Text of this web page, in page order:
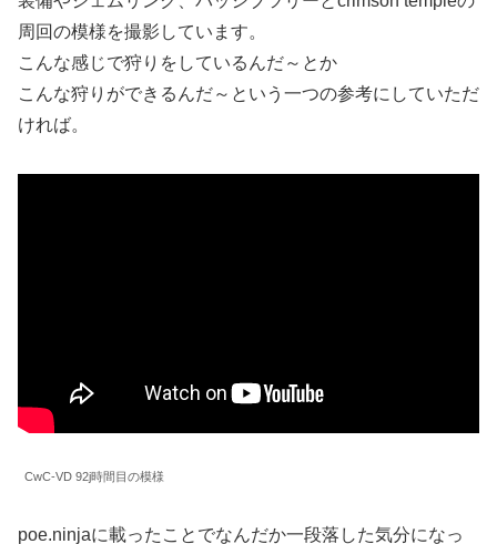
周回の模様を撮影しています。
こんな感じで狩りをしているんだ～とか
こんな狩りができるんだ～という一つの参考にしていただ
ければ。
CwC-VD 92j時間目の模様
poe.ninjaに載ったことでなんだか一段落した気分になっ